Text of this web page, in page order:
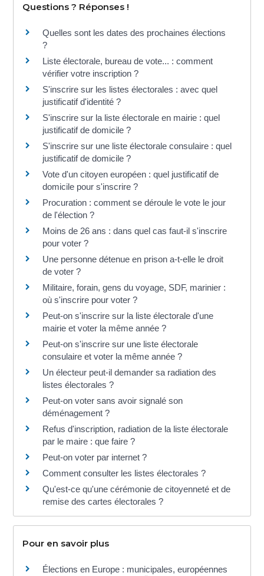
Questions ? Réponses !
Quelles sont les dates des prochaines élections
?
Liste électorale, bureau de vote... : comment
vérifier votre inscription ?
S'inscrire sur les listes électorales : avec quel
justificatif d'identité ?
S'inscrire sur la liste électorale en mairie : quel
justificatif de domicile ?
S'inscrire sur une liste électorale consulaire : quel
justificatif de domicile ?
Vote d'un citoyen européen : quel justificatif de
domicile pour s'inscrire ?
Procuration : comment se déroule le vote le jour
de l'élection ?
Moins de 26 ans : dans quel cas faut-il s'inscrire
pour voter ?
Une personne détenue en prison a-t-elle le droit
de voter ?
Militaire, forain, gens du voyage, SDF, marinier :
où s'inscrire pour voter ?
Peut-on s'inscrire sur la liste électorale d'une
mairie et voter la même année ?
Peut-on s'inscrire sur une liste électorale
consulaire et voter la même année ?
Un électeur peut-il demander sa radiation des
listes électorales ?
Peut-on voter sans avoir signalé son
déménagement ?
Refus d'inscription, radiation de la liste électorale
par le maire : que faire ?
Peut-on voter par internet ?
Comment consulter les listes électorales ?
Qu'est-ce qu'une cérémonie de citoyenneté et de
remise des cartes électorales ?
Pour en savoir plus
Élections en Europe : municipales, européennes